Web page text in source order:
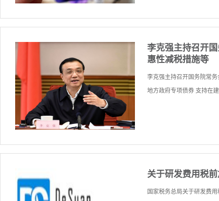
李克强主持召开
惠性减税措施等
李克强主持召开国务院常
地方政府专项债券 支持在
关于研发费用税
国家税务总局关于研发费